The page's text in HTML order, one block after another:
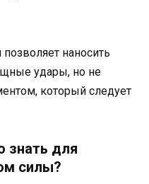
наносить
удары, но не
который следует
знать для
силы?